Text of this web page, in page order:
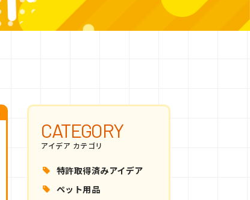
CATEGORY
アイデア カテゴリ
特許取得済みアイデア
ペット用品